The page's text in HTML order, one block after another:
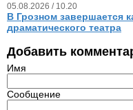
05.08.2026 / 10.20
В Грозном завершается
драматического театра
Добавить
Имя
Сообщение